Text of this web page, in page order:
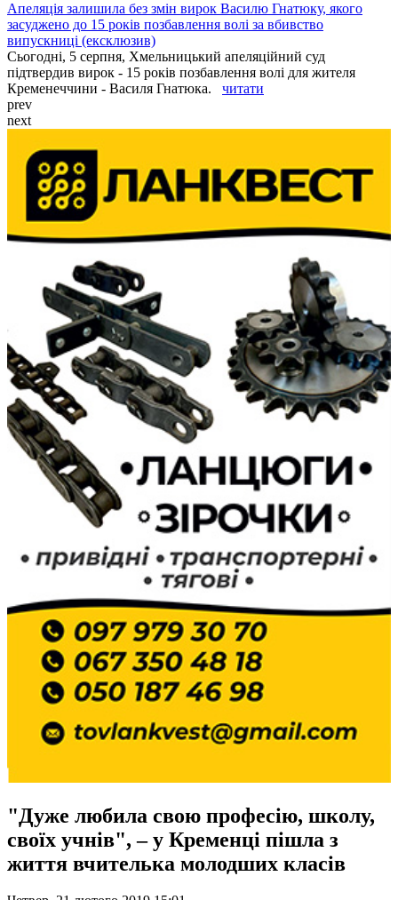
Апеляція залишила без змін вирок Василю Гнатюку, якого
засуджено до 15 років позбавлення волі за вбивство
випускниці (ексклюзив)
Сьогодні, 5 серпня, Хмельницький апеляційний суд
підтвердив вирок - 15 років позбавлення волі для жителя
Кременеччини - Василя Гнатюка. читати
prev
next
"Дуже любила свою професію, школу,
своїх учнів", – у Кременці пішла з
життя вчителька молодших класів